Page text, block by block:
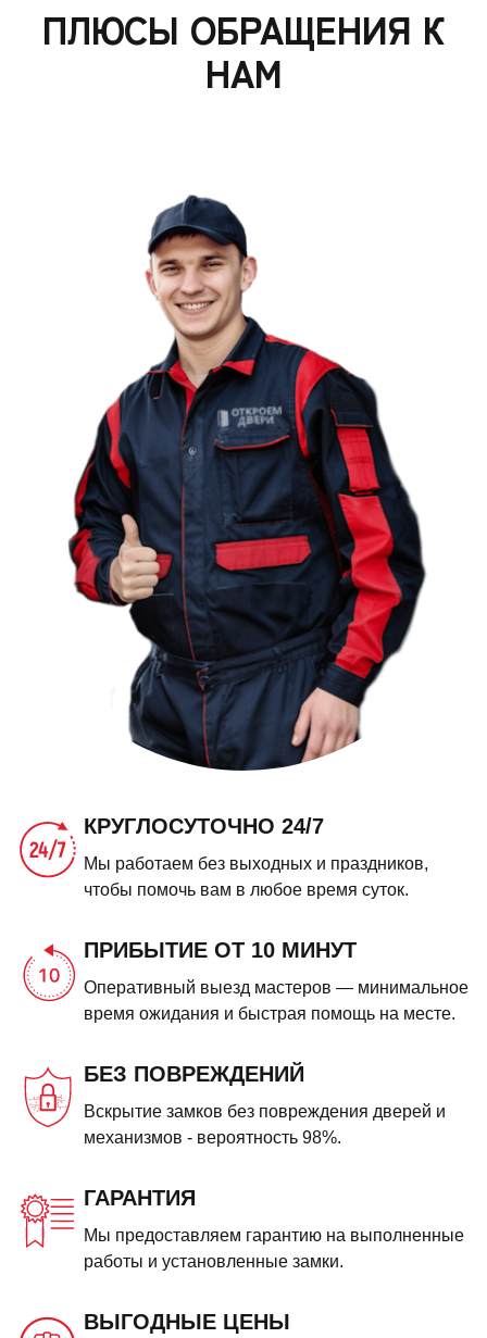
ПЛЮСЫ ОБРАЩЕНИЯ К
НАМ
КРУГЛОСУТОЧНО 24/7
Мы работаем без выходных и праздников,
чтобы помочь вам в любое время суток.
ПРИБЫТИЕ ОТ 10 МИНУТ
Оперативный выезд мастеров — минимальное
время ожидания и быстрая помощь на месте.
БЕЗ ПОВРЕЖДЕНИЙ
Вскрытие замков без повреждения дверей и
механизмов - вероятность 98%.
ГАРАНТИЯ
Мы предоставляем гарантию на выполненные
работы и установленные замки.
ВЫГОДНЫЕ ЦЕНЫ